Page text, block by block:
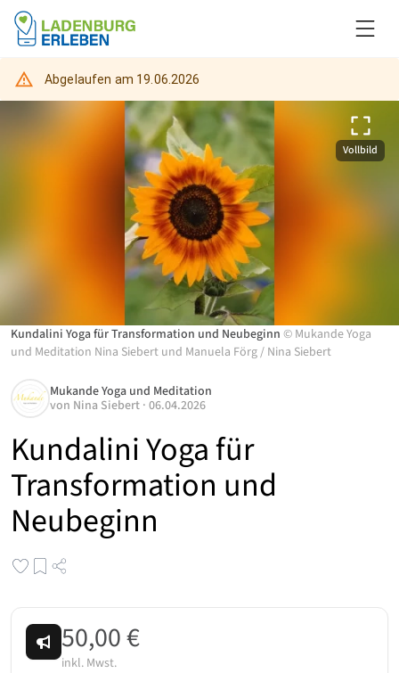
Abgelaufen am 19.06.2026
Vollbild
Kundalini Yoga für Transformation und Neubeginn © Mukande Yoga
und Meditation Nina Siebert und Manuela Förg/ Nina Siebert
Kundalini Yoga für
Transformation und
Neubeginn
Mukande Yoga und Meditation
von Nina Siebert · 06.04.2026
50,00 €
inkl. Mwst.